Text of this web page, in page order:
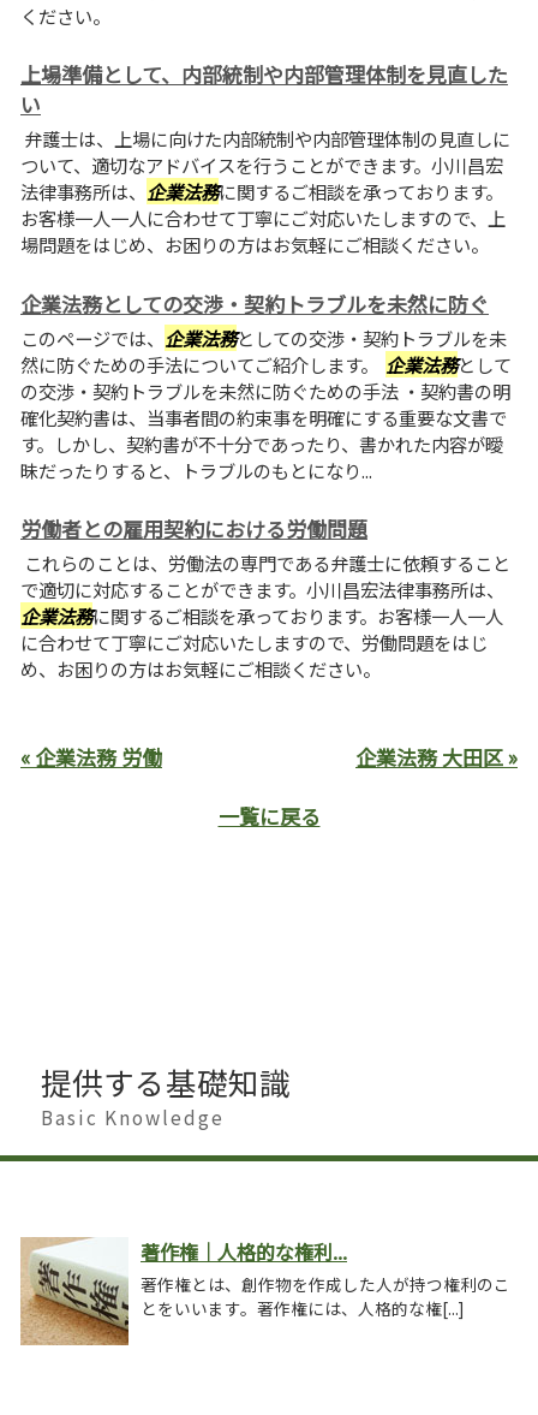
ください。
上場準備として、内部統制や内部管理体制を見直した
い
弁護士は、上場に向けた内部統制や内部管理体制の見直しに
ついて、適切なアドバイスを行うことができます。小川昌宏
法律事務所は、 企業法務に関するご相談を承っております。
お客様一人一人に合わせて丁寧にご対応いたしますので、上
場問題をはじめ、お困りの方はお気軽にご相談ください。
企業法務としての交渉・契約トラブルを未然に防ぐ
このページでは、 企業法務としての交渉・契約トラブルを未
然に防ぐための手法についてご紹介します。 企業法務として
の交渉・契約トラブルを未然に防ぐための手法 ・契約書の明
確化契約書は、当事者間の約束事を明確にする重要な文書で
す。しかし、契約書が不十分であったり、書かれた内容が曖
昧だったりすると、トラブルのもとになり...
労働者との雇用契約における労働問題
これらのことは、労働法の専門である弁護士に依頼すること
で適切に対応することができます。小川昌宏法律事務所は、
企業法務に関するご相談を承っております。お客様一人一人
に合わせて丁寧にご対応いたしますので、労働問題をはじ
め、お困りの方はお気軽にご相談ください。
« 企業法務 労働
企業法務 大田区 »
一覧に戻る
提供する基礎知識
Basic Knowledge
著作権｜人格的な権利...
著作権とは、創作物を作成した人が持つ権利のこ
とをいいます。著作権には、人格的な権[...]